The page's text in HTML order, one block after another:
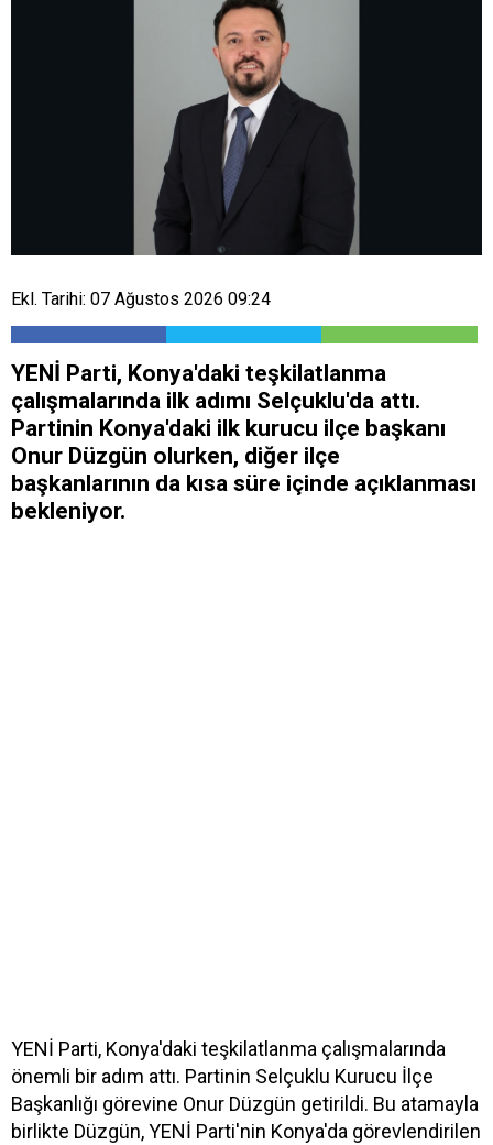
Ekl. Tarihi: 07 Ağustos 2026 09:24
YENİ Parti, Konya'daki teşkilatlanma
çalışmalarında ilk adımı Selçuklu'da attı.
Partinin Konya'daki ilk kurucu ilçe başkanı
Onur Düzgün olurken, diğer ilçe
başkanlarının da kısa süre içinde açıklanması
bekleniyor.
YENİ Parti, Konya'daki teşkilatlanma çalışmalarında
önemli bir adım attı. Partinin Selçuklu Kurucu İlçe
Başkanlığı görevine Onur Düzgün getirildi. Bu atamayla
birlikte Düzgün, YENİ Parti'nin Konya'da görevlendirilen